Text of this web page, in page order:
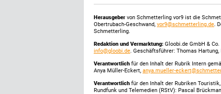
Herausgeber von Schmetterling vor9 ist die
Obertrubach-Geschwand, vor9@schmetterling.de.
Schmetterling.
Redaktion und Vermarktung: Gloobi.de GmbH &
info@gloobi.de. Geschäftsführer: Thomas
Verantwortlich für den Inhalt der Rubrik Intern
Anya Müller-Eckert, anya.mueller-
Verantwortlich für den Inhalt der Rubriken
Rundfunk und Telemedien (RStV): Pascal